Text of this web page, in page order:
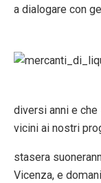
a dialogare con
diversi anni e
vicini ai nostri
stasera
Vicenza, e